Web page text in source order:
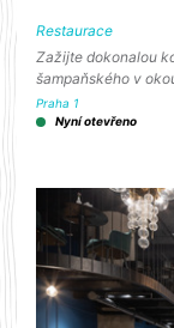
Restaurace
Zažijte dokonalou
šampaňského v
Praha 1
Nyní otevřeno